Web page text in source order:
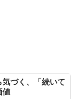
づく、「続いて
値